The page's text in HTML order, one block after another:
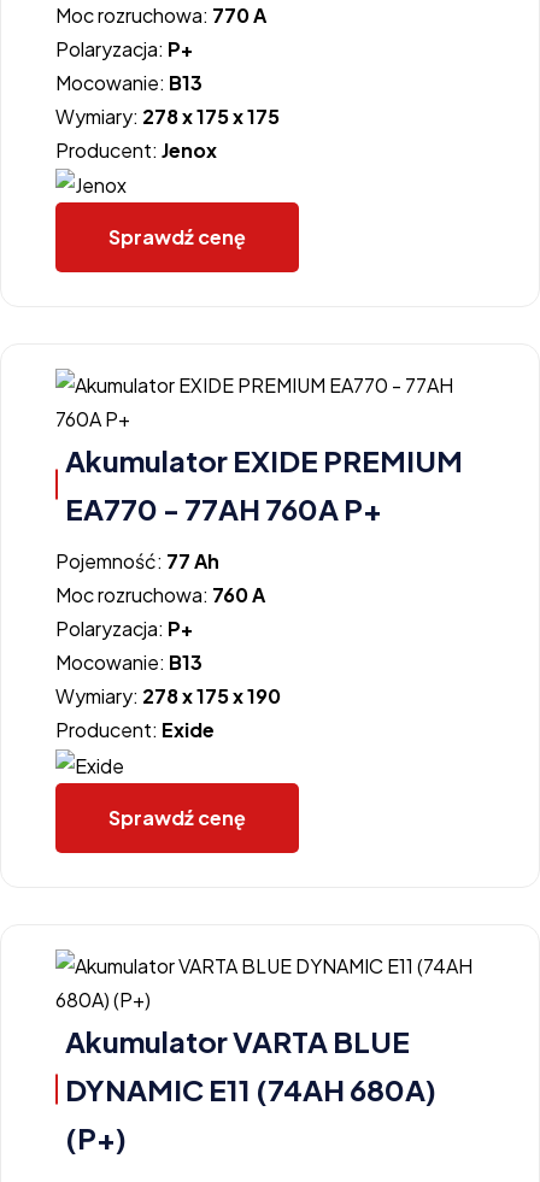
Moc rozruchowa: 770 A
Polaryzacja: P+
Mocowanie: B13
Wymiary: 278 x 175 x 175
Producent: Jenox
Sprawdź cenę
Akumulator EXIDE PREMIUM
EA770 - 77AH 760A P+
Pojemność: 77 Ah
Moc rozruchowa: 760 A
Polaryzacja: P+
Mocowanie: B13
Wymiary: 278 x 175 x 190
Producent: Exide
Sprawdź cenę
Akumulator VARTA BLUE
DYNAMIC E11 (74AH 680A)
(P+)